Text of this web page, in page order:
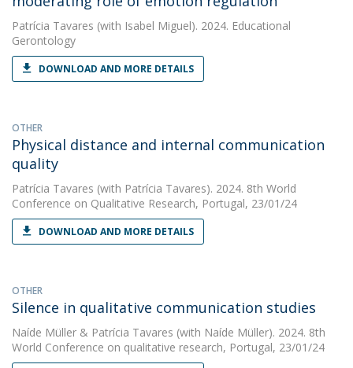
Patrícia Tavares (with Isabel Miguel). 2024. Educational
Gerontology
DOWNLOAD AND MORE DETAILS
OTHER
Physical distance and internal communication
quality
Patrícia Tavares (with Patrícia Tavares). 2024. 8th World
Conference on Qualitative Research, Portugal, 23/01/24
DOWNLOAD AND MORE DETAILS
OTHER
Silence in qualitative communication studies
Naíde Müller & Patrícia Tavares (with Naíde Müller). 2024. 8th
World Conference on qualitative research, Portugal, 23/01/24